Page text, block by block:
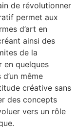
de révolutionner
permet aux
d’art en
ainsi des
de la
en quelques
même
créative sans
des concepts
vers un rôle